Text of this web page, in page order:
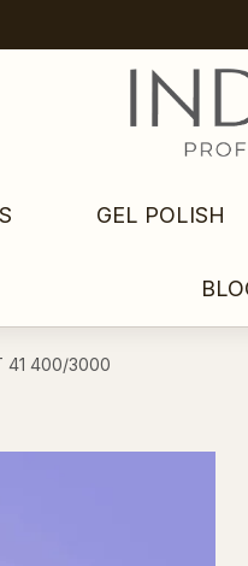
GEL POLISH
41 400/3000